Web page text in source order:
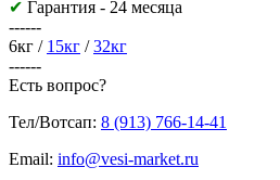
✔ Гарантия - 24 месяца
------
6кг / 15кг /32кг
------
Есть вопрос?
Тел/Вотсап: 8 (913) 766-14-41
Email: info@vesi-market.ru